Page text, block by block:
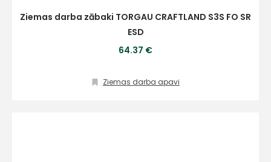
Ziemas darba zābaki TORGAU CRAFTLAND S3S FO SR
ESD
64.37 €
Ziemas darba apavi